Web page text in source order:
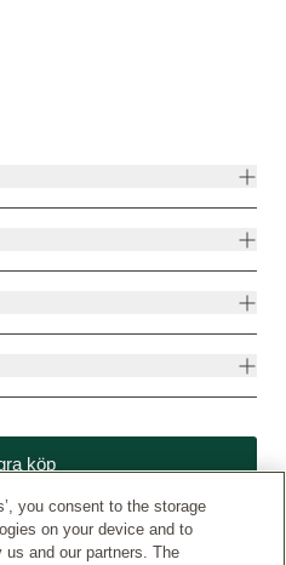
köp
you consent to the storage
on your device and to
and our partners. The